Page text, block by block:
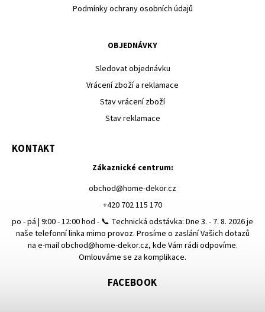
Podmínky ochrany osobních údajů
OBJEDNÁVKY
Sledovat objednávku
Vrácení zboží a reklamace
Stav vrácení zboží
Stav reklamace
KONTAKT
Zákaznické centrum:
obchod@home-dekor.cz
+420 702 115 170
po - pá | 9:00 - 12:00 hod - 📞 Technická odstávka: Dne 3. - 7. 8. 2026 je
naše telefonní linka mimo provoz. Prosíme o zaslání Vašich dotazů
na e-mail obchod@home-dekor.cz, kde Vám rádi odpovíme.
Omlouváme se za komplikace.
FACEBOOK